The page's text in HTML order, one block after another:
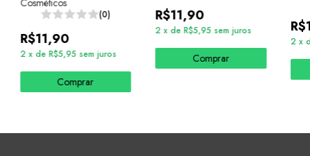
(0)
R$11,90
2 x de R$5,95 sem juros
Comprar
R$11,90
2 xdeR$5,95 sem juros
Comprar
2 x